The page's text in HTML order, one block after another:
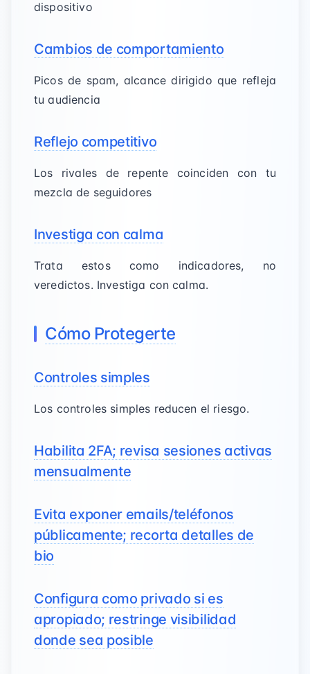
dispositivo
Cambios de comportamiento
Picos de spam, alcance dirigido que refleja
tu audiencia
Reflejo competitivo
Los rivales de repente coinciden con tu
mezcla de seguidores
Investiga con calma
Trata estos como indicadores, no
veredictos. Investiga con calma.
Cómo Protegerte
Controles simples
Los controles simples reducen el riesgo.
Habilita 2FA; revisa sesiones activas
mensualmente
Evita exponer emails/teléfonos
públicamente; recorta detalles de
bio
Configura como privado si es
apropiado; restringe visibilidad
donde sea posible